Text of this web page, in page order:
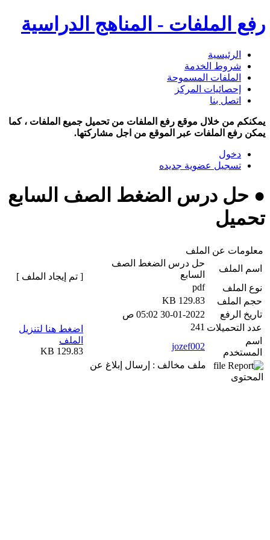
رفع الملفات - المناهج الدراسية
الرئيسية
شروط الخدمة
الملفات المسموحة
إحصائيات المركز
اتصل بنا
يمكنكم من خلال موقع رفع الملفات من تحميل جميع الملفات ، كما
يمكن رفع الملفات عبر الموقع من اجل مشاركتها.
دخول
تسجيل عضوية جديده
● حل درس الضغط الصف السابع
تحميل
معلومات عن الملف
اسم الملف
حل درس الضغط الصف
السابع
نوع الملف
pdf
حجم الملف
129.83 KB
تاريخ الرفع
30-01-2022 05:02 ص
عدد التحميلات 241
اسم
المستخدم
jozef002
ملف مخالف : إرسال إبلاغ عن
المحتوى
[ تم إيجاد الملف ]
اضغط هنا لتنزيل
الملف
129.83 KB